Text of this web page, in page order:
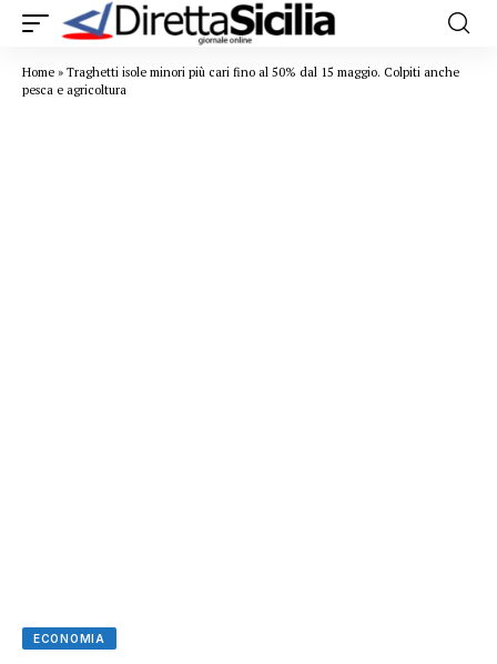
Home » Traghetti isole minori più cari fino al 50% dal 15 maggio. Colpiti anche
pesca e agricoltura
ECONOMIA